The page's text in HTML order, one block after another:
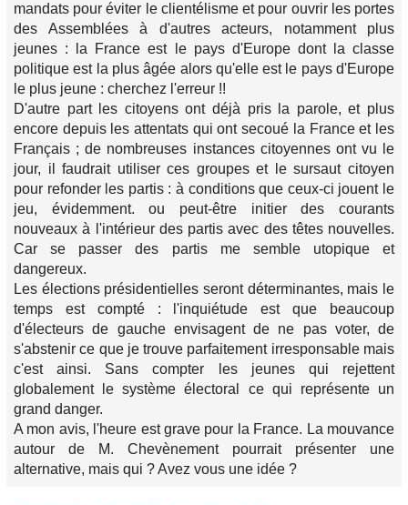
mandats pour éviter le clientélisme et pour ouvrir les portes
des Assemblées à d'autres acteurs, notamment plus
jeunes : la France est le pays d'Europe dont la classe
politique est la plus âgée alors qu'elle est le pays d'Europe
le plus jeune : cherchez l'erreur !!
D'autre part les citoyens ont déjà pris la parole, et plus
encore depuis les attentats qui ont secoué la France et les
Français ; de nombreuses instances citoyennes ont vu le
jour, il faudrait utiliser ces groupes et le sursaut citoyen
pour refonder les partis : à conditions que ceux-ci jouent le
jeu, évidemment. ou peut-être initier des courants
nouveaux à l'intérieur des partis avec des têtes nouvelles.
Car se passer des partis me semble utopique et
dangereux.
Les élections présidentielles seront déterminantes, mais le
temps est compté : l'inquiétude est que beaucoup
d'électeurs de gauche envisagent de ne pas voter, de
s'abstenir ce que je trouve parfaitement irresponsable mais
c'est ainsi. Sans compter les jeunes qui rejettent
globalement le système électoral ce qui représente un
grand danger.
A mon avis, l'heure est grave pour la France. La mouvance
autour de M. Chevènement pourrait présenter une
alternative, mais qui ? Avez vous une idée ?